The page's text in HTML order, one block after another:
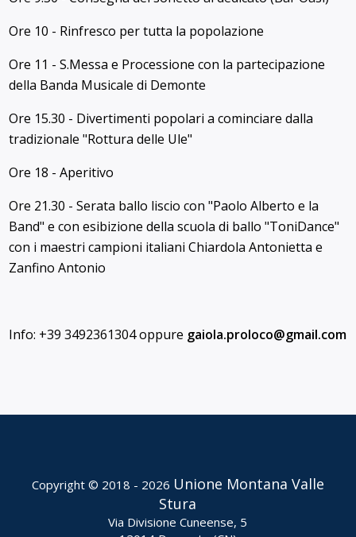
Ore 10 - Rinfresco per tutta la popolazione
Ore 11 - S.Messa e Processione con la partecipazione
della Banda Musicale di Demonte
Ore 15.30 - Divertimenti popolari a cominciare dalla
tradizionale "Rottura delle Ule"
Ore 18 - Aperitivo
Ore 21.30 - Serata ballo liscio con "Paolo Alberto e la
Band" e con esibizione della scuola di ballo "ToniDance"
con i maestri campioni italiani Chiardola Antonietta e
Zanfino Antonio
Info: +39 3492361304 oppure gaiola.proloco@gmail.com
Copyright © 2018 - 2026 Unione Montana Valle
Stura
Via Divisione Cuneense, 5